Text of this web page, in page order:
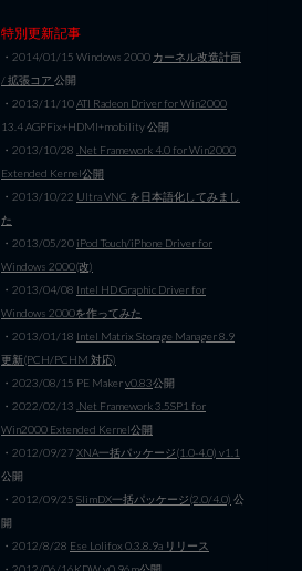
特別更新記事
・2014/01/15 Windows 2000 カーネル改造計画
/ 拡張コア 公開
・2013/11/10ATI Radeon Driver for Win2000
13.4 AGPFix+HDMI+mobility 公開
・2013/10/28 .Net Framework 4.0 for Win2000
Extended Kernel公開
・2013/10/22 Ultra VNC を日本語化してみまし
た
・2013/05/20 iPod Touch/iPhone Driver for
Windows 2000(改)
・2013/04/08 Intel HD Graphic Driver for
Windows 2000を作ってみた
・2013/01/18 Intel Matrix Storage Manager 8.9
更新(PCH/PCHM 対応)
・2023/08/15 PE Makerv0.83公開
・2022/02/13 .Net Framework 3.5SP1 for
Win2000 Extended Kernel公開
・2012/09/27XNA一括パッケージ(1.0-4.0) v1.1
公開
・2012/09/25 SlimDX一括パッケージ(2.0/4.0) 公
開
・2012/8/28 Ese Lolifox 0.3.8.9a リリース